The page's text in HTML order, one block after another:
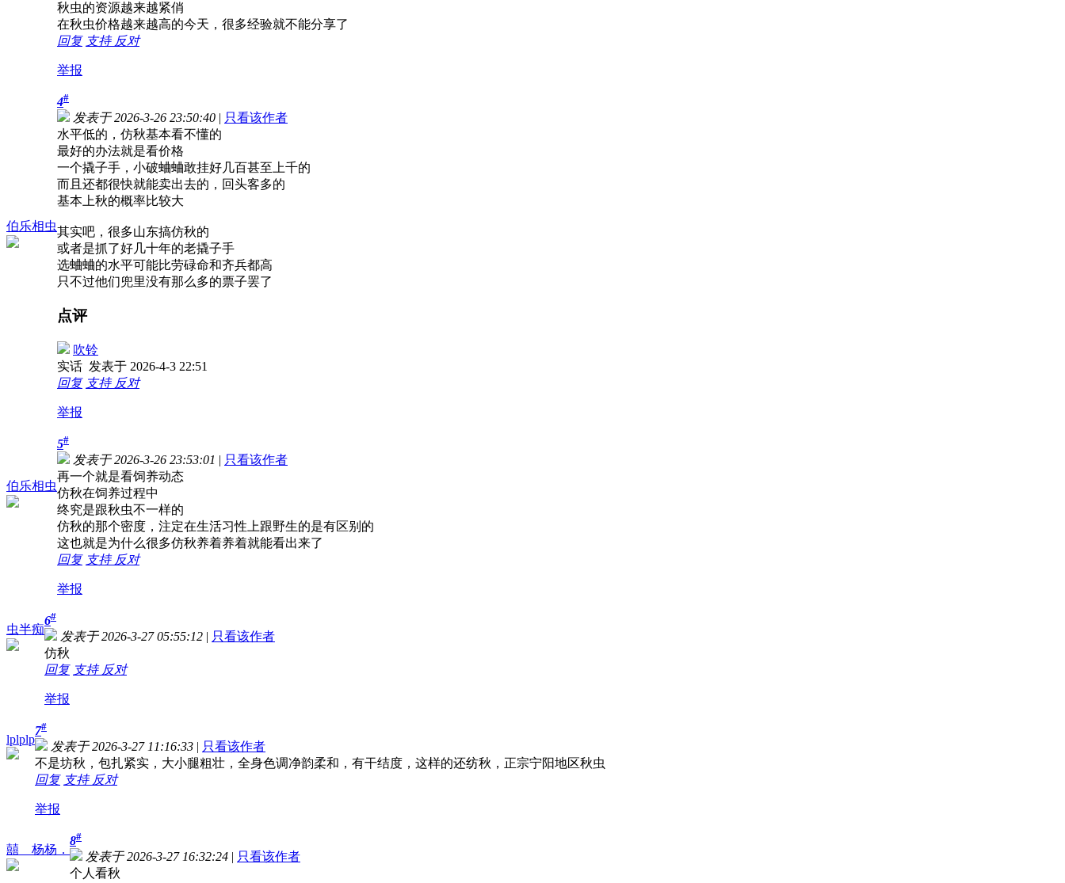
秋虫的资源越来越紧俏
在秋虫价格越来越高的今天，很多经验就不能分享了
回复 支持 反对
举报
伯乐相虫
4#
发表于 2026-3-26 23:50:40 | 只看该作者
水平低的，仿秋基本看不懂的
最好的办法就是看价格
一个撬子手，小破蛐蛐敢挂好几百甚至上千的
而且还都很快就能卖出去的，回头客多的
基本上秋的概率比较大
其实吧，很多山东搞仿秋的
或者是抓了好几十年的老撬子手
选蛐蛐的水平可能比劳碌命和齐兵都高
只不过他们兜里没有那么多的票子罢了
点评
吹铃
实话 发表于 2026-4-3 22:51
回复 支持 反对
举报
伯乐相虫
5#
发表于 2026-3-26 23:53:01 | 只看该作者
再一个就是看饲养动态
仿秋在饲养过程中
终究是跟秋虫不一样的
仿秋的那个密度，注定在生活习性上跟野生的是有区别的
这也就是为什么很多仿秋养着养着就能看出来了
回复 支持 反对
举报
虫半痴
6#
发表于 2026-3-27 05:55:12 | 只看该作者
仿秋
回复 支持 反对
举报
lplplp
7#
发表于 2026-3-27 11:16:33 | 只看该作者
不是坊秋，包扎紧实，大小腿粗壮，全身色调净韵柔和，有干结度，这样的还纺秋，正宗宁阳地区秋虫
回复 支持 反对
举报
囍__杨杨．
8#
发表于 2026-3-27 16:32:24 | 只看该作者
个人看秋